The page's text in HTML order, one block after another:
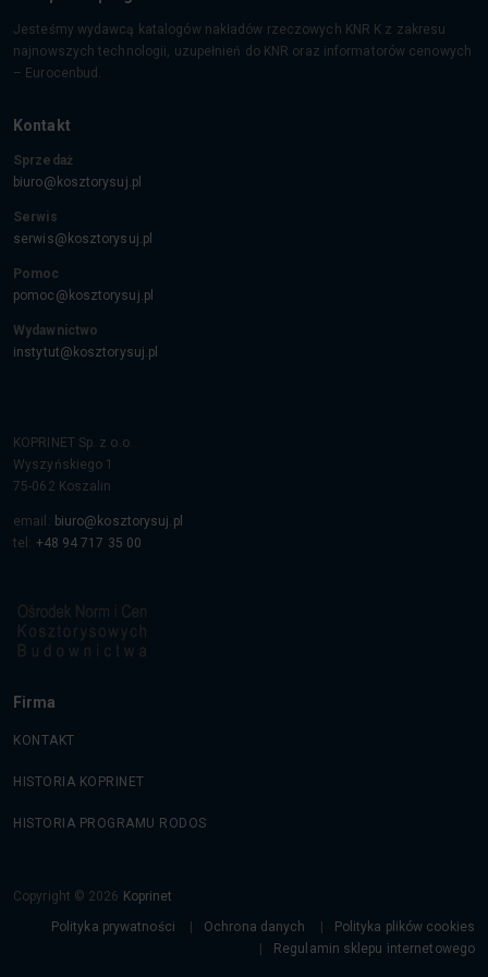
Jesteśmy wydawcą katalogów nakładów rzeczowych KNR K z zakresu
najnowszych technologii, uzupełnień do KNR oraz informatorów cenowych
– Eurocenbud.
Kontakt
Sprzedaż
biuro@kosztorysuj.pl
Serwis
serwis@kosztorysuj.pl
Pomoc
pomoc@kosztorysuj.pl
Wydawnictwo
instytut@kosztorysuj.pl
KOPRINET Sp. z o.o.
Wyszyńskiego 1
75-062 Koszalin
email: biuro@kosztorysuj.pl
tel: +48 94 717 35 00
Firma
KONTAKT
HISTORIA KOPRINET
HISTORIA PROGRAMU RODOS
Copyright © 2026 Koprinet
Polityka prywatności
Ochrona danych
Polityka plików cookies
Regulamin sklepu internetowego